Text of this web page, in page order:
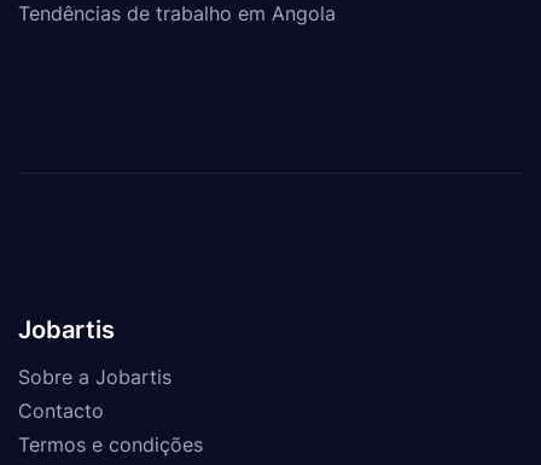
Tendências de trabalho em Angola
Jobartis
Sobre a Jobartis
Contacto
Termos e condições